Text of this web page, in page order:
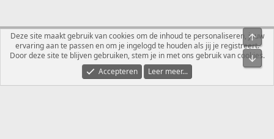
Nederlands
Contact
Voorwaarden en regels Privacybeleid Help
R
S
Community platform by XenForo ® © 2010-2026 XenForo Ltd.
Deze site maakt gebruik van cookies om de inhoud te personaliseren, jouw
ervaring aan te passen en om je ingelogd te houden als jij je registreert.
Door deze site te blijven gebruiken, stem je in met ons gebruik van cookies.
Accepteren
Leer meer...